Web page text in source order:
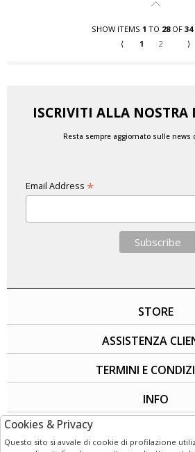
SHOW ITEMS 1 TO 28OF 34
⟨
1 2 ⟩
ISCRIVITI ALLA NOSTRA
Resta sempre aggiornato sulle news
Email Address *
STORE
ASSISTENZA
TERMINI E
INFO
Cookies & Privacy
Questo sito si avvale di cookie di profilazione